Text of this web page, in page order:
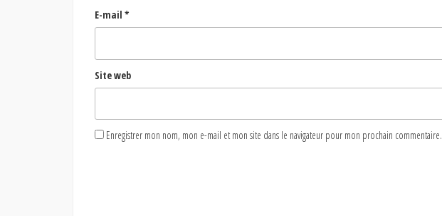
E-mail *
Site web
Enregistrer mon nom, mon e-mail et mon site dans le navigateur pour mon prochain commentaire.